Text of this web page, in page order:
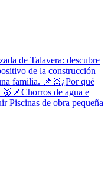
de Talavera: descubre
de la construcción
familia. 📌🥇¿Por qué
🥇📌Chorros de agua e
Piscinas de obra pequeña